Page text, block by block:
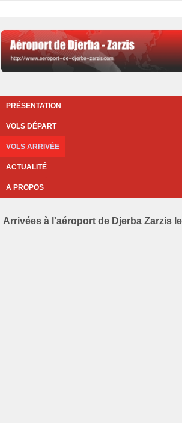
PRÉSENTATION
VOLS DÉPART
VOLS ARRIVÉE
ACTUALITÉ
A PROPOS
Arrivées à l'aéroport de Djerba Zarzis